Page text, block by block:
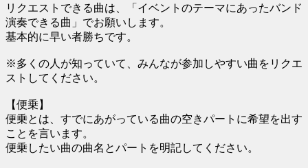
リクエストできる曲は、「イベントのテーマにあったバンド
演奏できる曲」でお願いします。
基本的に早い者勝ちです。
※多くの人が知っていて、みんなが参加しやすい曲をリクエ
ストしてください。
【便乗】
便乗とは、すでにあがっている曲の空きパートに希望を出す
ことを言います。
便乗したい曲の曲名とパートを明記してください。